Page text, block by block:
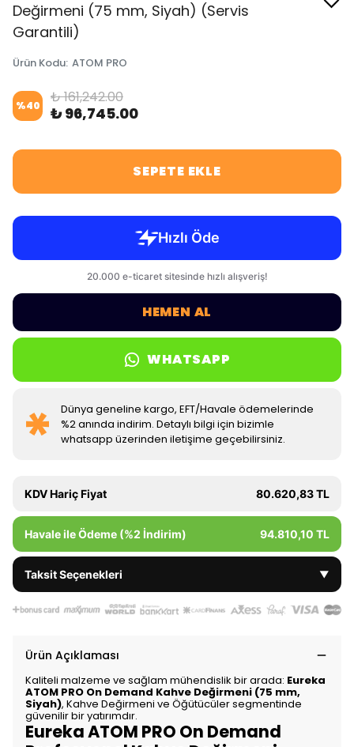
Değirmeni (75 mm, Siyah) (Servis
Garantili)
Ürün Kodu: ATOM PRO
%40 ₺ 161,242.00
₺ 96,745.00
SEPETE EKLE
HEMEN AL
WHATSAPP
Dünya geneline kargo, EFT/Havale ödemelerinde
%2 anında indirim. Detaylı bilgi için bizimle
whatsapp üzerinden iletişime geçebilirsiniz.
KDV Hariç Fiyat 80.620,83 TL
Havale ile Ödeme (%2 İndirim) 94.810,10 TL
Taksit Seçenekleri ▼
Ürün Açıklaması
Kaliteli malzeme ve sağlam mühendislik bir arada: Eureka
ATOM PRO On Demand Kahve Değirmeni (75 mm,
Siyah), Kahve Değirmeni ve Öğütücüler segmentinde
güvenilir bir yatırımdır.
Eureka ATOM PRO On Demand